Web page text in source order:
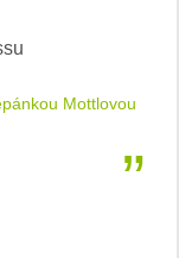
Mottlovou